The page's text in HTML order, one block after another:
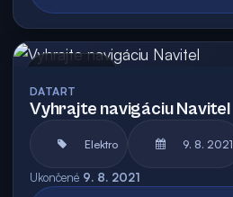
DATART
Vyhrajte navigáciu Navitel
Elektro 9. 8. 2021
Ukončené 9. 8. 2021